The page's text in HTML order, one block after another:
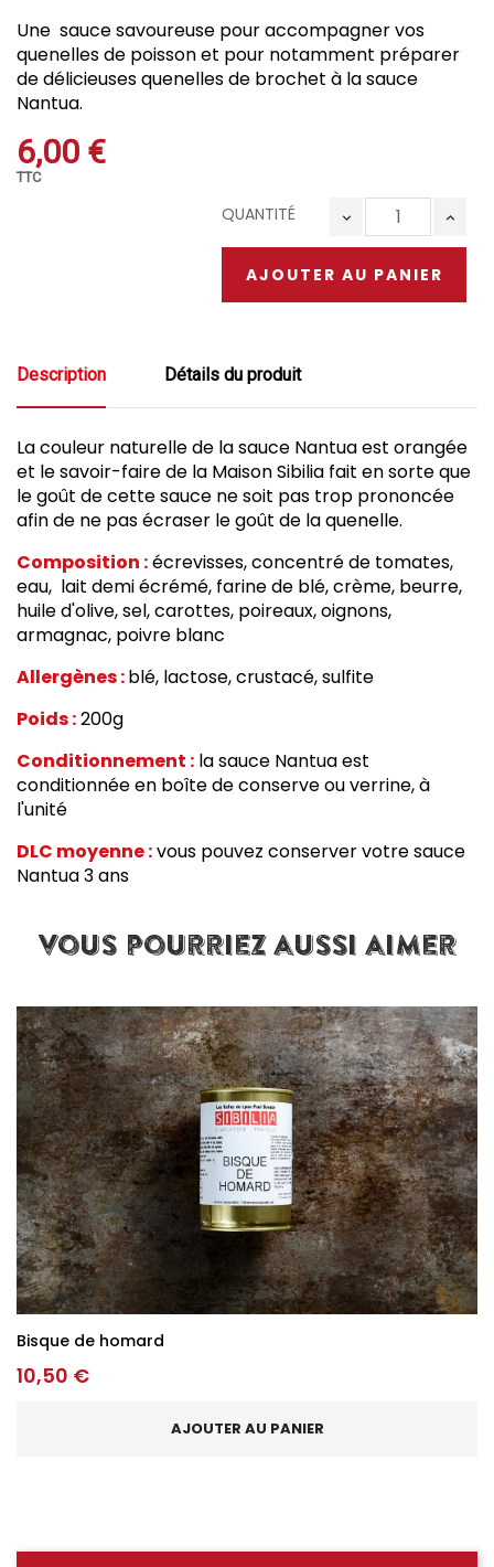
Une sauce savoureuse pour accompagner vos
quenelles de poisson et pour notamment préparer
de délicieuses quenelles de brochet à la sauce
Nantua.
6,00 €
TTC
QUANTITÉ
AJOUTER AU PANIER
Description Détails du produit
La couleur naturelle de la sauce Nantua est orangée
et le savoir-faire de la Maison Sibilia fait en sorte que
le goût de cette sauce ne soit pas trop prononcée
afin de ne pas écraser le goût de la quenelle.
Composition :écrevisses, concentré de tomates,
eau, lait demi écrémé, farine de blé, crème, beurre,
huile d'olive, sel, carottes, poireaux, oignons,
armagnac, poivre blanc
Allergènes :blé, lactose, crustacé, sulfite
Poids :200g
Conditionnement : la sauce Nantua est
conditionnée en boîte de conserve ou verrine, à
l'unité
DLC moyenne :vous pouvez conserver votre sauce
Nantua 3 ans
vous pourriez aussi aimer
Bisque de homard
10,50 €
AJOUTER AU PANIER